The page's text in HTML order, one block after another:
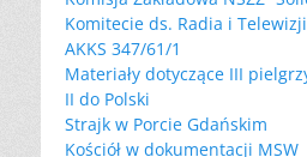
Komitecie ds. Radia i
AKKS 347/61/1
Materiały dotyczące III
II do Polski
Strajk w Porcie Gdańskim
Kościół w dokumentacji MSW